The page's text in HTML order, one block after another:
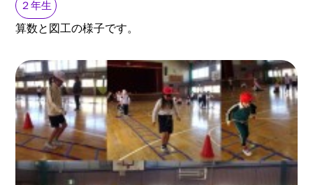
２年生
算数と図工の様子です。